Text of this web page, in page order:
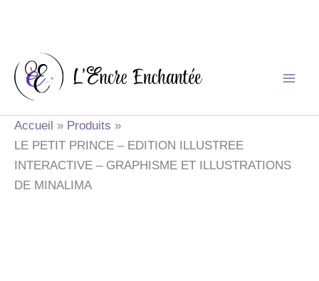
contenu
Accueil
Produits
LE PETIT PRINCE – EDITION ILLUSTREE
INTERACTIVE – GRAPHISME ET ILLUSTRATIONS
DE MINALIMA